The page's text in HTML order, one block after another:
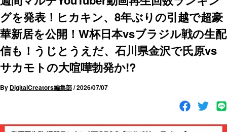
グを発表！ヒカキン、8年ぶりの引越で超豪
華新居を公開！W杯日本vsブラジル戦の生配
信も！うじとうえだ、石川県金沢で氏原vs
サカモトの大喧嘩勃発か!?
By DigitalCreators編集部/2026/07/07